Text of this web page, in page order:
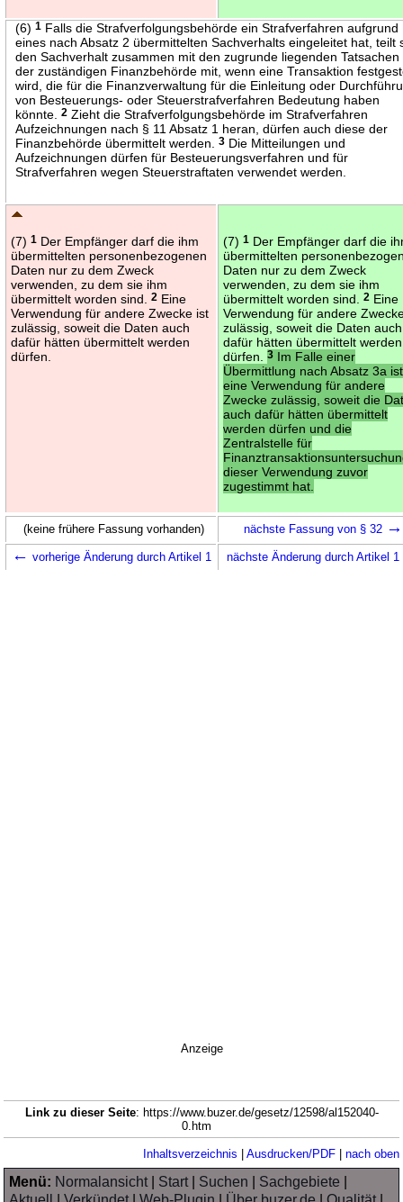
(6)1 Falls die Strafverfolgungsbehörde ein Strafverfahren aufgrund
eines nach Absatz 2 übermittelten Sachverhalts eingeleitet hat, teilt
den Sachverhalt zusammen mit den zugrunde liegenden Tatsachen
der zuständigen Finanzbehörde mit, wenn eine Transaktion
wird, die für die Finanzverwaltung für die Einleitung oder
von Besteuerungs- oder Steuerstrafverfahren Bedeutung haben
könnte.2 Zieht die Strafverfolgungsbehörde im Strafverfahren
Aufzeichnungen nach § 11 Absatz 1 heran, dürfen auch diese der
Finanzbehörde übermittelt werden.3 Die Mitteilungen und
Aufzeichnungen dürfen für Besteuerungsverfahren und für
Strafverfahren wegen Steuerstraftaten verwendet werden.
(7)1 Der Empfänger darf die ihm
übermittelten personenbezogenen
Daten nur zu dem Zweck
verwenden, zu dem sie ihm
übermittelt worden sind.2 Eine
Verwendung für andere Zwecke ist
zulässig, soweit die Daten auch
dafür hätten übermittelt werden
dürfen.
(7)1 Der Empfänger darf die
übermittelten
Daten nur zu dem Zweck
verwenden, zu dem sie ihm
übermittelt worden sind.2 Eine
Verwendung für andere
zulässig, soweit die Daten auch
dafür hätten übermittelt werden
dürfen.3 Im Falle einer
Übermittlung nach Absatz 3a ist
eine Verwendung für andere
Zwecke zulässig, soweit die
auch dafür hätten übermittelt
werden dürfen und die
Zentralstelle für
dieser Verwendung zuvor
zugestimmt hat.
(keine frühere Fassung vorhanden) nächste Fassung von § 32 →
← vorherige Änderung durch Artikel 1 nächste Änderung durch Artikel 1
Anzeige
Link zu dieser Seite: https://www.buzer.de/gesetz/12598/al152040-
0.htm
Inhaltsverzeichnis | Ausdrucken/PDF| nach oben
Menü: Normalansicht| Start| Suchen Sachgebiete